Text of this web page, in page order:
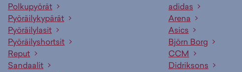
Polkupyörät
Pyöräilykypärät
Pyöräilylasit
Pyöräilyshortsit
Reput
Sandaalit
adidas
Arena
Asics
Björn Borg
CCM
Didriksons